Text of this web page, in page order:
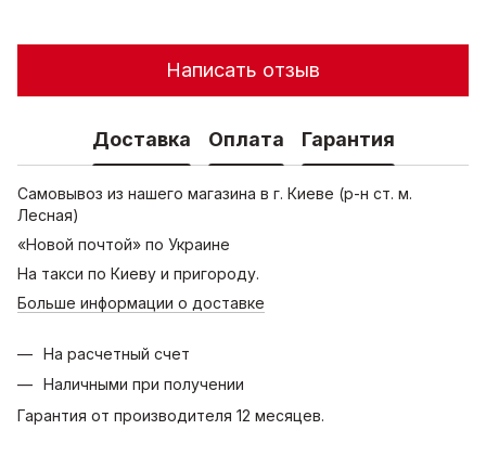
Написать отзыв
Доставка Оплата Гарантия
Самовывоз из нашего магазина в г. Киеве (р-н ст. м.
Лесная)
«Новой почтой» по Украине
На такси по Киеву и пригороду.
Больше информации о доставке
На расчетный счет
Наличными при получении
Гарантия от производителя 12 месяцев.